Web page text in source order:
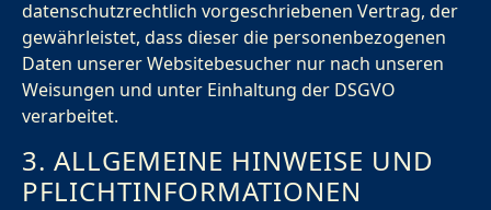
datenschutzrechtlich vorgeschriebenen Vertrag, der
gewährleistet, dass dieser die personenbezogenen
Daten unserer Websitebesucher nur nach unseren
Weisungen und unter Einhaltung der DSGVO
verarbeitet.
3. ALLGEMEINE HINWEISE UND
PFLICHT­INFORMATIONEN